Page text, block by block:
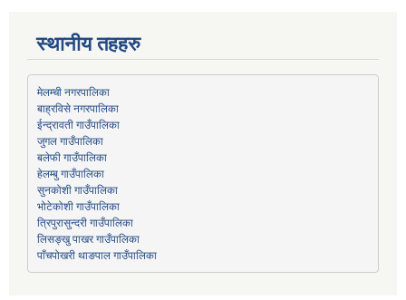
स्थानीय तहहरु
मेलम्ची नगरपालिका
बाह्रविसे नगरपालिका
ईन्द्रावती गाउँपालिका
जुगल गाउँपालिका
बलेफी गाउँपालिका
हेलम्बु गाउँपालिका
सुनकोशी गाउँपालिका
भोटेकोशी गाउँपालिका
त्रिपुरासुन्दरी गाउँपालिका
लिसङ्खु पाखर गाउँपालिका
पाँचपोखरी थाङपाल गाउँपालिका